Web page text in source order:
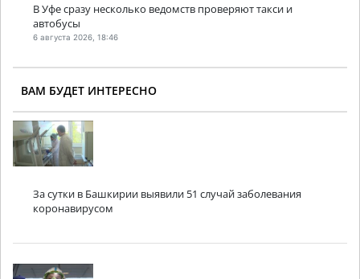
В Уфе сразу несколько ведомств проверяют такси и
автобусы
6 августа 2026, 18:46
ВАМ БУДЕТ ИНТЕРЕСНО
За сутки в Башкирии выявили 51 случай заболевания
коронавирусом